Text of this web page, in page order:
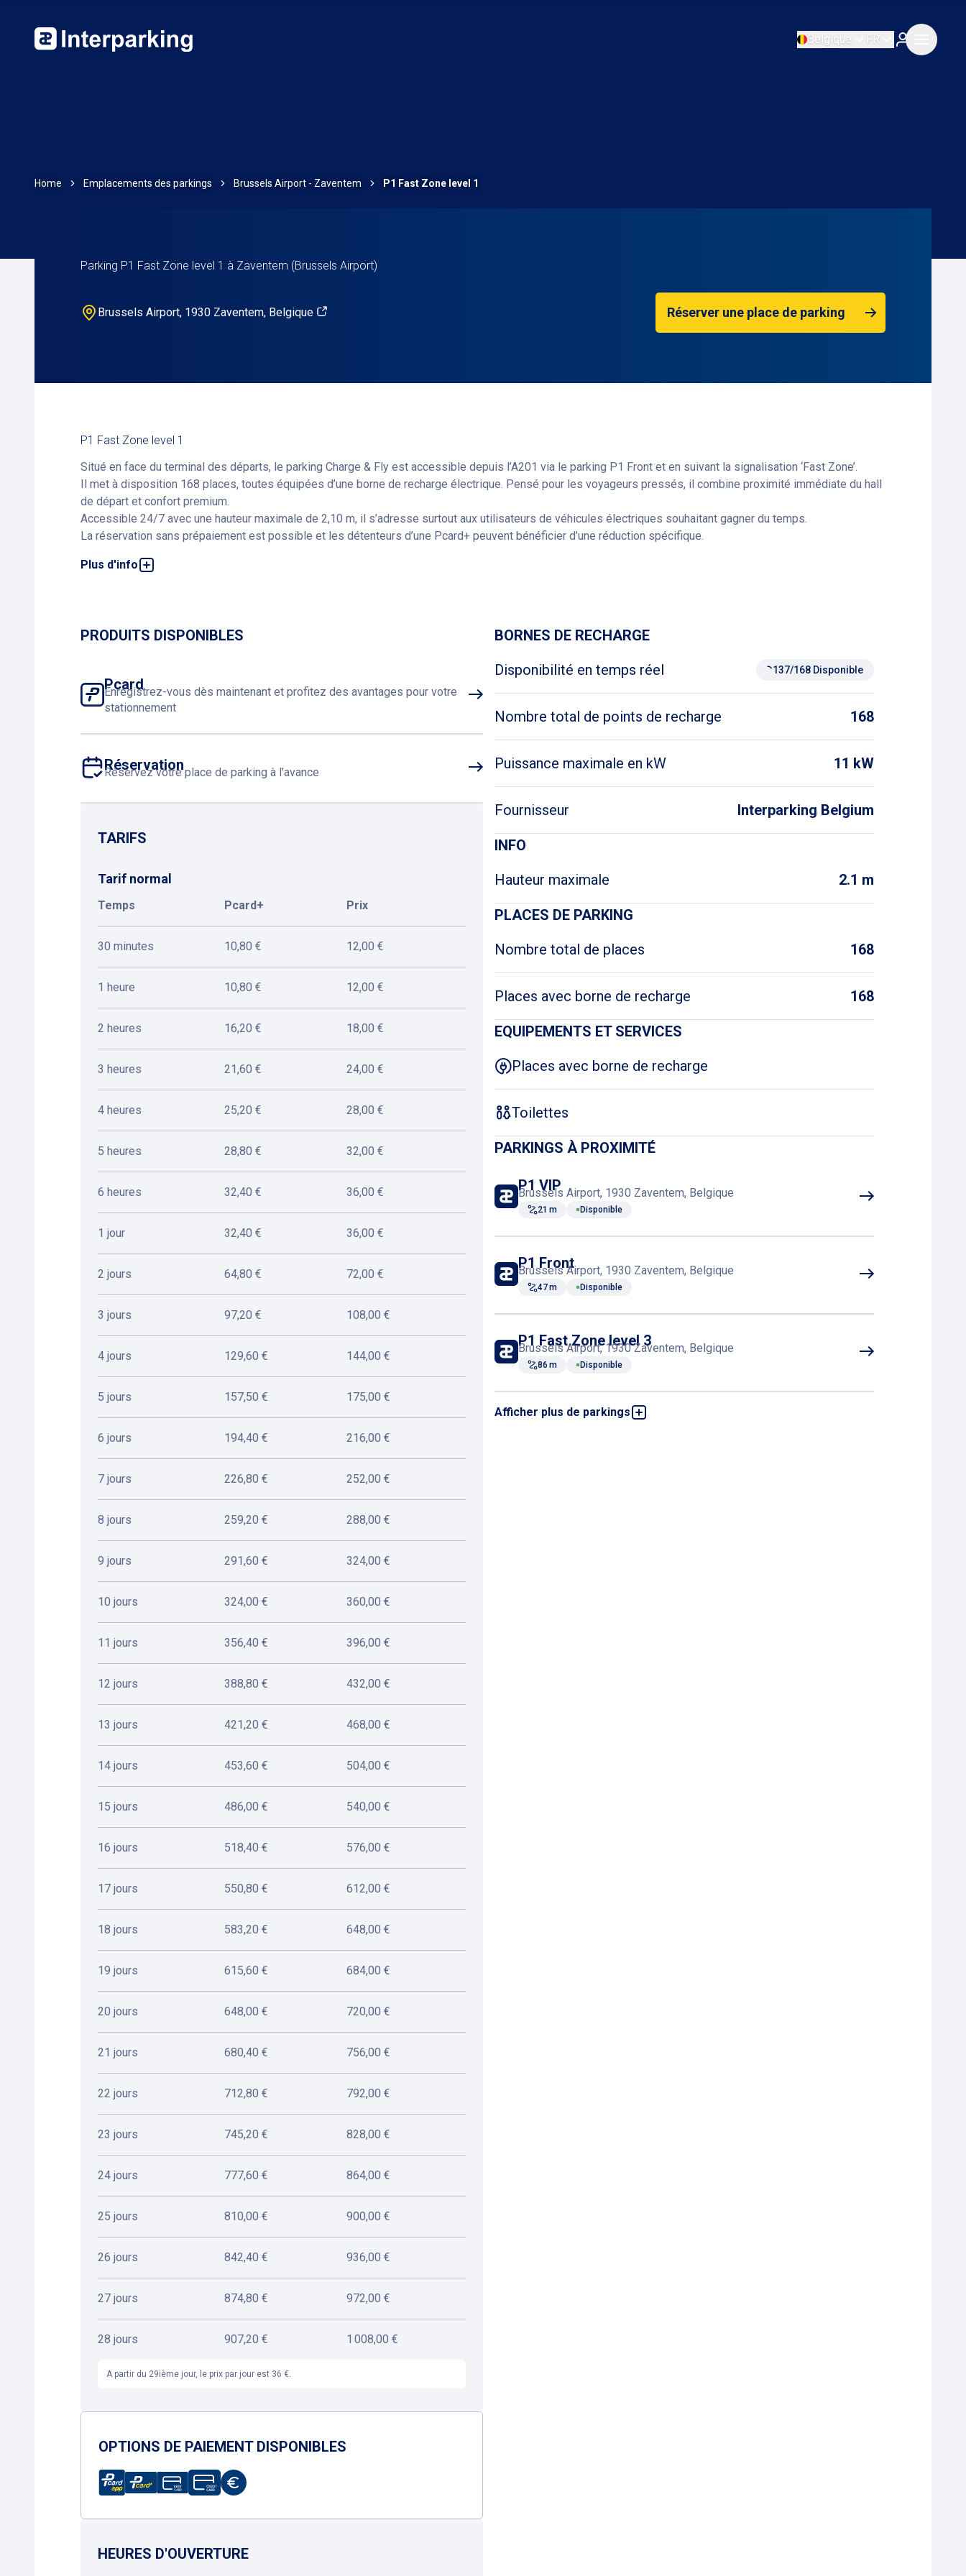
Belgique FR
Home Emplacements des parkings Brussels Airport - Zaventem P1 Fast Zone level 1
Parking P1 Fast Zone level 1 à Zaventem (Brussels Airport)
Brussels Airport, 1930 Zaventem, Belgique Réserver une place de parking
P1 Fast Zone level 1
Situé en face du terminal des départs, le parking Charge & Fly est accessible depuis l’A201 via le parking P1 Front et en suivant la signalisation ‘Fast Zone’.
Il met à disposition 168 places, toutes équipées d’une borne de recharge électrique. Pensé pour les voyageurs pressés, il combine proximité immédiate du hall
de départ et confort premium.
Accessible 24/7 avec une hauteur maximale de 2,10 m, il s’adresse surtout aux utilisateurs de véhicules électriques souhaitant gagner du temps.
La réservation sans prépaiement est possible et les détenteurs d’une Pcard+ peuvent bénéficier d’une réduction spécifique.
Plus d'info
Pour trouver le parking qui vous convient le mieux à Brussels Airport, visitez
PRODUITS DISPONIBLES
Pcard
Enregistrez-vous dès maintenant et profitez des avantages pour votre
stationnement
Réservation
Réservez votre place de parking à l'avance
TARIFS
Tarif normal
Temps Pcard+ Prix
30 minutes 10,80 € 12,00 €
1 heure 10,80 € 12,00 €
2 heures 16,20 € 18,00 €
3 heures 21,60 € 24,00 €
4 heures 25,20 € 28,00 €
5 heures 28,80 € 32,00 €
6 heures 32,40 € 36,00 €
1 jour 32,40 € 36,00 €
2 jours 64,80 € 72,00 €
3 jours 97,20 € 108,00 €
4 jours 129,60 € 144,00 €
5 jours 157,50 € 175,00 €
6 jours 194,40 € 216,00 €
7 jours 226,80 € 252,00 €
8 jours 259,20 € 288,00 €
9 jours 291,60 € 324,00 €
10 jours 324,00 € 360,00 €
11 jours 356,40 € 396,00 €
12 jours 388,80 € 432,00 €
13 jours 421,20 € 468,00 €
14 jours 453,60 € 504,00 €
15 jours 486,00 € 540,00 €
16 jours 518,40 € 576,00 €
17 jours 550,80 € 612,00 €
18 jours 583,20 € 648,00 €
19 jours 615,60 € 684,00 €
20 jours 648,00 € 720,00 €
21 jours 680,40 € 756,00 €
22 jours 712,80 € 792,00 €
23 jours 745,20 € 828,00 €
24 jours 777,60 € 864,00 €
25 jours 810,00 € 900,00 €
26 jours 842,40 € 936,00 €
27 jours 874,80 € 972,00 €
28 jours 907,20 € 1 008,00 €
A partir du 29ième jour, le prix par jour est 36 €.
OPTIONS DE PAIEMENT DISPONIBLES
HEURES D'OUVERTURE
BORNES DE RECHARGE
Disponibilité en temps réel
137/168 Disponible
Nombre total de points de recharge 168
Puissance maximale en kW 11 kW
Fournisseur Interparking Belgium
INFO
Hauteur maximale
2.1 m
PLACES DE PARKING
Nombre total de places
168
Places avec borne de recharge 168
EQUIPEMENTS ET SERVICES
Places avec borne de recharge
Toilettes
PARKINGS À PROXIMITÉ
P1 VIP
Brussels Airport, 1930 Zaventem, Belgique
21 m Disponible
P1 Front
Brussels Airport, 1930 Zaventem, Belgique
47 m Disponible
P1 Fast Zone level 3
Brussels Airport, 1930 Zaventem, Belgique
86 m Disponible
Afficher plus de parkings
P Lock